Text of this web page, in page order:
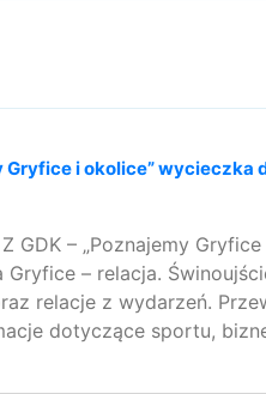
Gryfice i okolice” wycieczka
GDK – „Poznajemy
Gryfice – relacja.
relacje z wydarzeń.
dotyczące sportu,